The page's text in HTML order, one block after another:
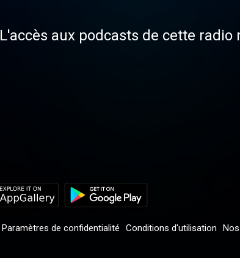
L'accès aux podcasts de cette radio
Paramètres de confidentialité Conditions d'utilisation